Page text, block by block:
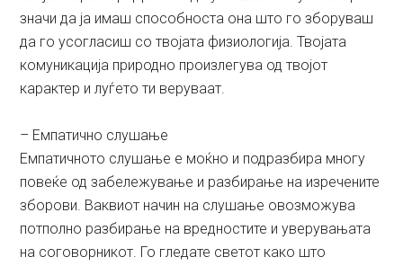
значи да ја имаш способноста она што го зборуваш
да го усогласиш со твојата физиологија. Твојата
комуникација природно произлегува од твојот
карактер и луѓето ти веруваат.
– Емпатично слушање
Емпатичното слушање е моќно и подразбира многу
повеќе од забележување и разбирање на изречените
зборови. Ваквиот начин на слушање овозможува
потполно разбирање на вредностите и уверувањата
на соговорникот. Го гледате светот како што